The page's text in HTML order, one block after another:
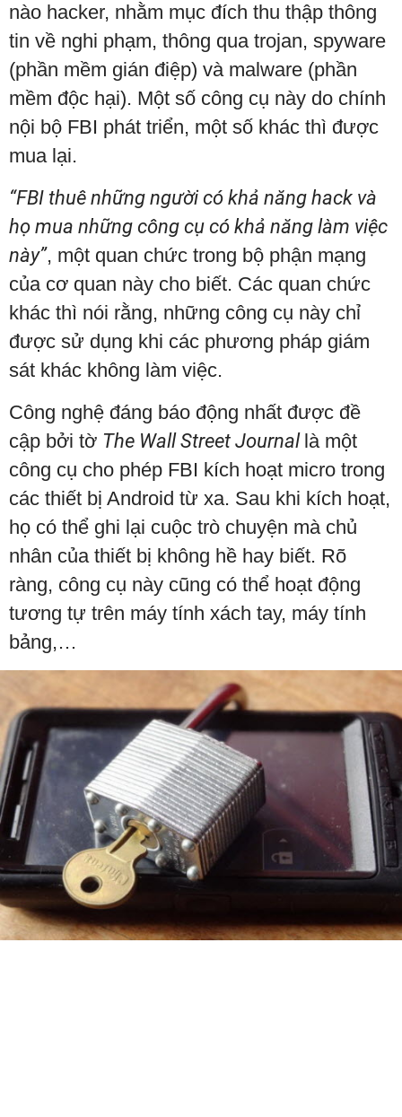
nào hacker, nhằm mục đích thu thập thông
tin về nghi phạm, thông qua trojan, spyware
(phần mềm gián điệp) và malware (phần
mềm độc hại). Một số công cụ này do chính
nội bộ FBI phát triển, một số khác thì được
mua lại.
“FBI thuê những người có khả năng hack và
họ mua những công cụ có khả năng làm việc
này”, một quan chức trong bộ phận mạng
của cơ quan này cho biết. Các quan chức
khác thì nói rằng, những công cụ này chỉ
được sử dụng khi các phương pháp giám
sát khác không làm việc.
Công nghệ đáng báo động nhất được đề
cập bởi tờ The Wall Street Journal là một
công cụ cho phép FBI kích hoạt micro trong
các thiết bị Android từ xa. Sau khi kích hoạt,
họ có thể ghi lại cuộc trò chuyện mà chủ
nhân của thiết bị không hề hay biết. Rõ
ràng, công cụ này cũng có thể hoạt động
tương tự trên máy tính xách tay, máy tính
bảng,…